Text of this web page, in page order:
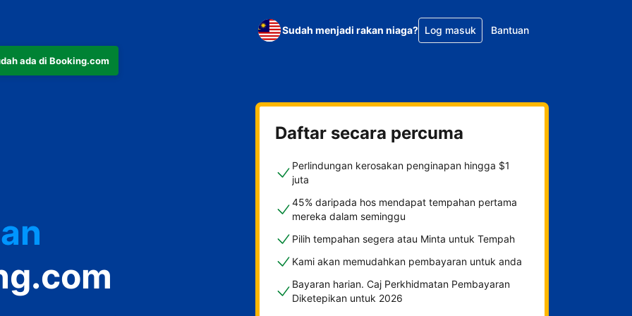
ada di Booking.com
Sudah menjadi rakan niaga? Log masuk Bantuan
Daftar secara percuma
Perlindungan kerosakan penginapan hingga $1
juta
45% daripada hos mendapat tempahan pertama
mereka dalam seminggu
Pilih tempahan segera atau Minta untuk Tempah
Kami akan memudahkan pembayaran untuk anda
Bayaran harian. Caj Perkhidmatan Pembayaran
Diketepikan untuk 2026